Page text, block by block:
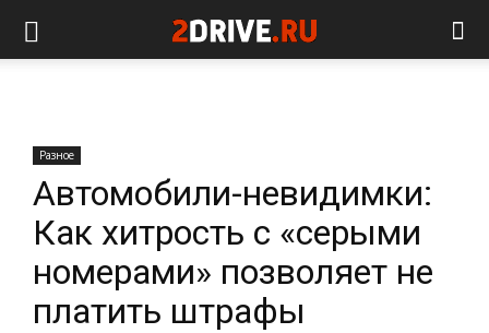
Разное
Автомобили-невидимки:
Как хитрость с «cерыми
номерами» позволяет не
платить штрафы